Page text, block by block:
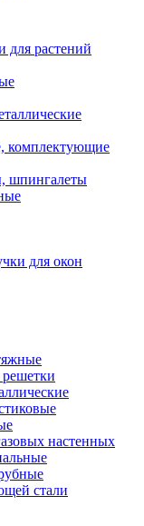
для растений
комплектующие
шпингалеты
для окон
настенных
стали